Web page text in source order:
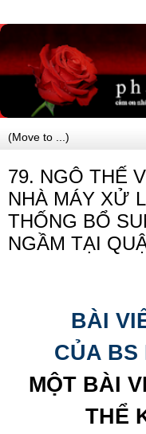
79. NGÔ THẾ
NHÀ MÁY XỬ
THỐNG BỔ
NGẦM TẠI
BÀI
CỦA BS
MỘT BÀI
THỂ